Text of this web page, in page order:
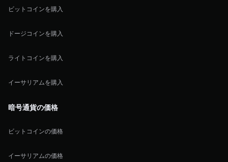
ビットコインを購入
ドージコインを購入
ライトコインを購入
イーサリアムを購入
暗号通貨の価格
ビットコインの価格
イーサリアムの価格